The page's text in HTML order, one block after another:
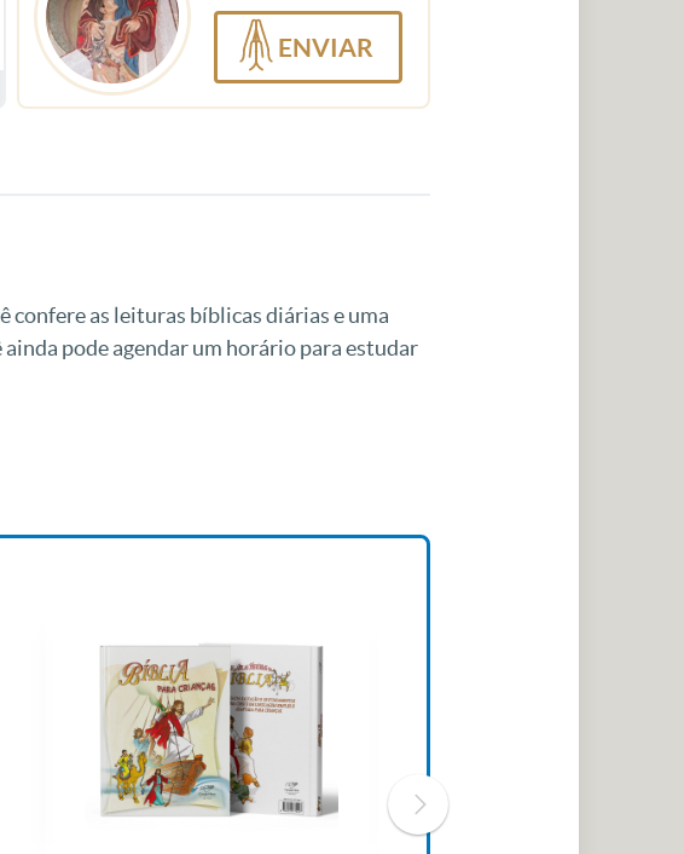
ENVIAR
confere as leituras bíblicas diárias e uma
pode agendar um horário para estudar